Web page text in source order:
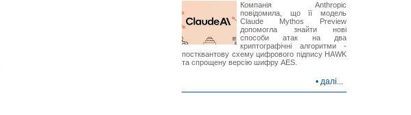
Компанія Anthropic
повідомила, що її модель
Claude Mythos Preview
допомогла знайти нові
способи атак на два
криптографічні алгоритми -
постквантову схему цифрового підпису HAWK
та спрощену версію шифру AES.
• далі...